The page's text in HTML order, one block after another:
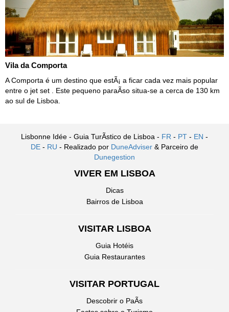
Vila da Comporta
A Comporta é um destino que estÃ¡ a ficar cada vez mais popular
entre o jet set . Este pequeno paraÃ­so situa-se a cerca de 130 km
ao sul de Lisboa.
Lisbonne Idée - Guia TurÃ­stico de Lisboa - FR - PT - EN -
DE - RU - Realizado por DuneAdviser & Parceiro de
Dunegestion
VIVER EM LISBOA
Dicas
Bairros de Lisboa
VISITAR LISBOA
Guia Hotéis
Guia Restaurantes
VISITAR PORTUGAL
Descobrir o PaÃ­s